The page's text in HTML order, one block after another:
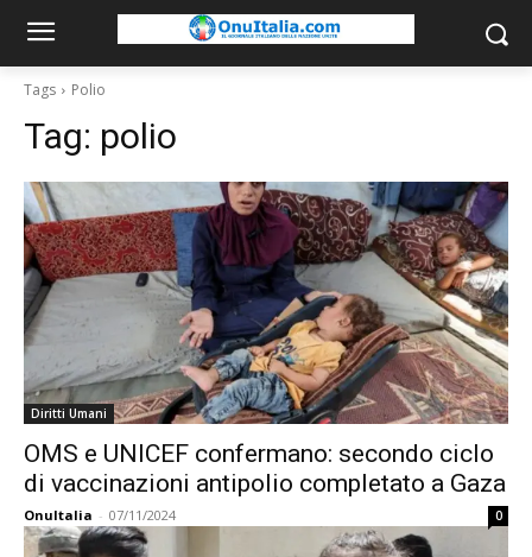
Tags Polio
Tag: polio
Diritti Umani
OMS e UNICEF confermano: secondo ciclo
di vaccinazioni antipolio completato a Gaza
OnuItalia - 07/11/2024 0